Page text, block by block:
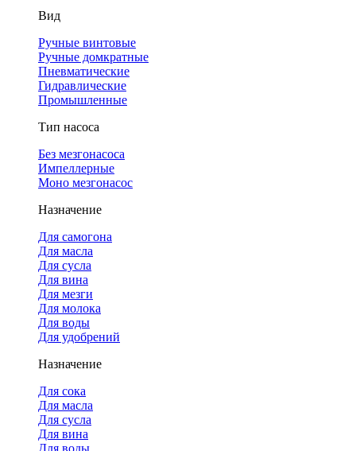
Вид
Ручные винтовые
Ручные домкратные
Пневматические
Гидравлические
Промышленные
Тип насоса
Без мезгонасоса
Импеллерные
Моно мезгонасос
Назначение
Для самогона
Для масла
Для сусла
Для вина
Для мезги
Для молока
Для воды
Для удобрений
Назначение
Для сока
Для масла
Для сусла
Для вина
Для воды